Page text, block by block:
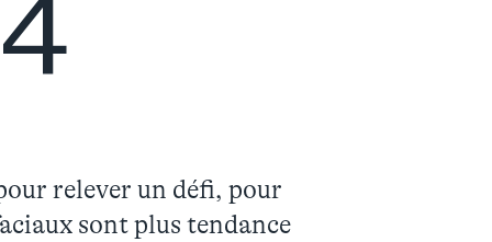
relever un défi, pour
sont plus tendance